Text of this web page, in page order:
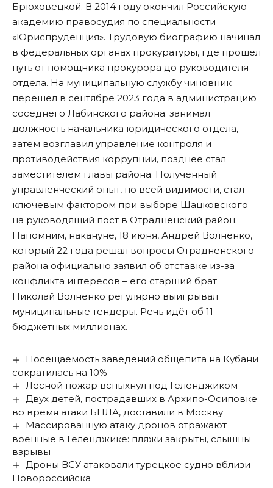
Брюховецкой. В 2014 году окончил Российскую
академию правосудия по специальности
«Юриспруденция». Трудовую биографию начинал
в федеральных органах прокуратуры, где прошёл
путь от помощника прокурора до руководителя
отдела. На муниципальную службу чиновник
перешёл в сентябре 2023 года в администрацию
соседнего Лабинского района: занимал
должность начальника юридического отдела,
затем возглавил управление контроля и
противодействия коррупции, позднее стал
заместителем главы района. Полученный
управленческий опыт, по всей видимости, стал
ключевым фактором при выборе Шацковского
на руководящий пост в Отрадненский район.
Напомним, накануне, 18 июня, Андрей Волненко,
который 22 года решал вопросы Отрадненского
района официально заявил об отставке из-за
конфликта интересов – его старший брат
Николай Волненко регулярно выигрывал
муниципальные тендеры. Речь идёт об 11
бюджетных миллионах.
Посещаемость заведений общепита на Кубани
сократилась на 10%
Лесной пожар вспыхнул под Геленджиком
Двух детей, пострадавших в Архипо-Осиповке
во время атаки БПЛА, доставили в Москву
Массированную атаку дронов отражают
военные в Геленджике: пляжи закрыты, слышны
взрывы
Дроны ВСУ атаковали турецкое судно вблизи
Новороссийска